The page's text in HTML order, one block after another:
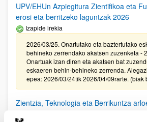
UPV/EHUn Azpiegitura Zientifikoa eta
erosi eta berritzeko laguntzak 2026
Izapide irekia
2026/03/25. Onartutako eta baztertutako
behineko zerrendako akatsen zuzenketa -
Onartuak izan diren eta akatsen bat
eskaeren behin-behineko zerrenda.
epea: 2026/03/24tik 2026/04/09rarte. (biak
Zientzia, Teknologia eta Berrikuntza